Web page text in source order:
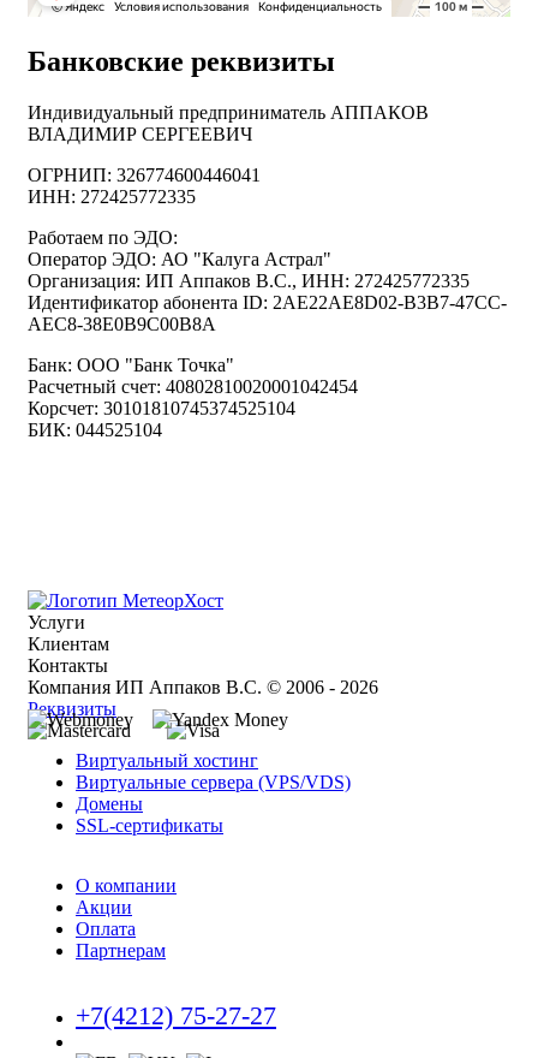
Банковские реквизиты
Индивидуальный предприниматель АППАКОВ
ВЛАДИМИР СЕРГЕЕВИЧ
ОГРНИП: 326774600446041
ИНН: 272425772335
Работаем по ЭДО:
Оператор ЭДО: АО "Калуга Астрал"
Организация: ИП Аппаков В.С., ИНН: 272425772335
Идентификатор абонента ID: 2AE22AE8D02-B3B7-47CC-
AEC8-38E0B9C00B8A
Банк: ООО "Банк Точка"
Расчетный счет: 40802810020001042454
Корсчет: 30101810745374525104
БИК: 044525104
Услуги
Клиентам
Контакты
Компания ИП Аппаков В.С. © 2006 - 2026
Реквизиты
Виртуальный хостинг
Виртуальные сервера (VPS/VDS)
Домены
SSL-сертификаты
О компании
Акции
Оплата
Партнерам
+7(4212) 75-27-27